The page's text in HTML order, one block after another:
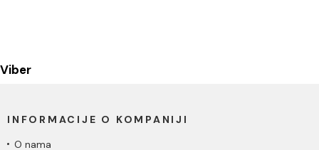
Viber
INFORMACIJE O KOMPANIJI
O nama